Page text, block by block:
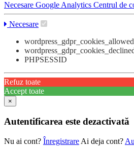
Necesare Google Analytics Centrul de
Necesare
wordpress_gdpr_cookies_allowed
PHPSESSID
Refuz toate
Accept toate
×
Autentificarea este dezactivată
Nu ai cont? Înregistrare Ai deja cont?